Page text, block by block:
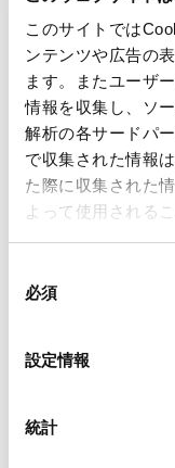
このサイトでは
ンテンツや広告の
ます。またユーザ
情報を収集し、ソ
解析の各サードパ
で収集された情報
た際に収集された
よって使用される
必須
設定情報
統計
A6シリーズ
2026/06/02